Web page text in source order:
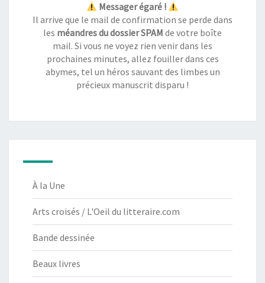
Messager égaré !
Il arrive que le mail de confirmation se perde dans
les méandres du dossier SPAM de votre boîte
mail. Si vous ne voyez rien venir dans les
prochaines minutes, allez fouiller dans ces
abymes, tel un héros sauvant des limbes un
précieux manuscrit disparu !
À la Une
Arts croisés / L'Oeil du litteraire.com
Bande dessinée
Beaux livres